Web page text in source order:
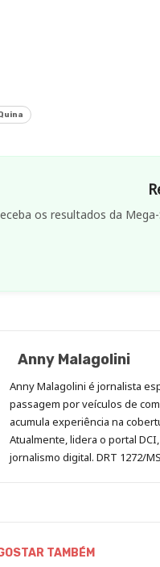
os resultados da
Anny Malagolini
Anny Malagolini é jornalista
passagem por veículos de
acumula experiência na
Atualmente, lidera o portal
jornalismo digital. DRT 1272/MS
TAMBÉM